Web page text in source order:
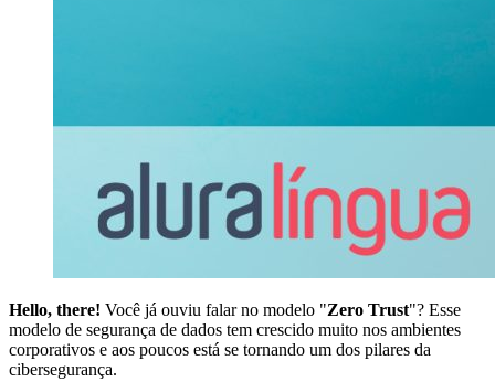
Hello, there! Você já ouviu falar no modelo "Zero Trust"? Esse
modelo de segurança de dados tem crescido muito nos ambientes
corporativos e aos poucos está se tornando um dos pilares da
cibersegurança.